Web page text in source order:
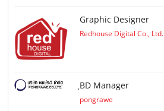
Graphic Designer
Redhouse Digital Co., Ltd.
ฺBD Manager
pongrawe